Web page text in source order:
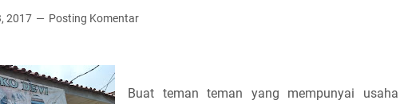
2017 Posting Komentar
Buat teman teman yang mempunyai usaha